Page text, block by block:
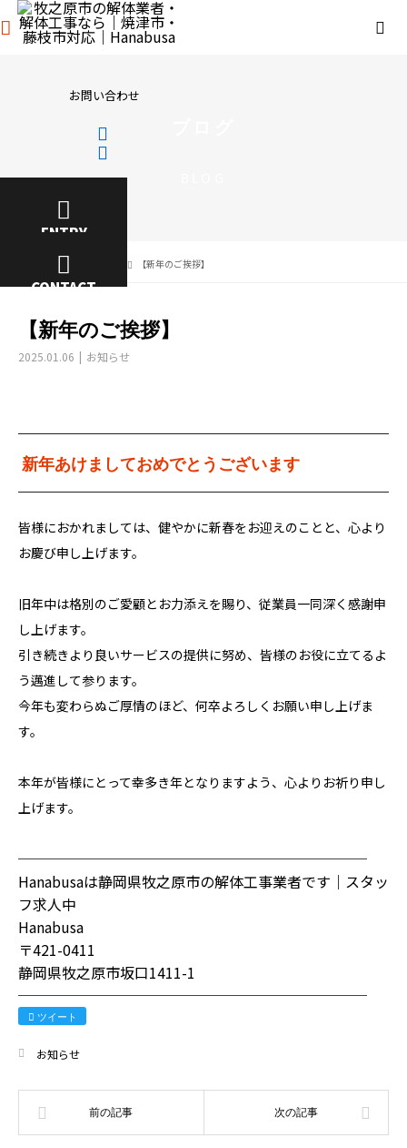
お問い合わせ
ENTRY
CONTACT
【新年のご挨拶】
【新年のご挨拶】
2025.01.06 お知らせ
新年あけましておめでとうございます
皆様におかれましては、健やかに新春をお迎えのことと、心より
お慶び申し上げます。
旧年中は格別のご愛顧とお力添えを賜り、従業員一同深く感謝申
し上げます。
引き続きより良いサービスの提供に努め、皆様のお役に立てるよ
う邁進して参ります。
今年も変わらぬご厚情のほど、何卒よろしくお願い申し上げま
す。
本年が皆様にとって幸多き年となりますよう、心よりお祈り申し
上げます。
────────────────────────
Hanabusaは静岡県牧之原市の解体工事業者です｜スタッ
フ求人中
Hanabusa
〒421-0411
静岡県牧之原市坂口1411-1
────────────────────────
ツイート
お知らせ